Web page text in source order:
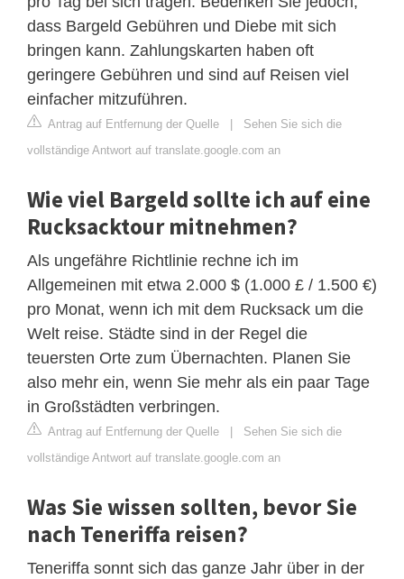
dass Bargeld Gebühren und Diebe mit sich
bringen kann. Zahlungskarten haben oft
geringere Gebühren und sind auf Reisen viel
einfacher mitzuführen.
Antrag auf Entfernung der Quelle | Sehen Sie sich die
vollständige Antwort auf translate.google.com an
Wie viel Bargeld sollte ich auf eine
Rucksacktour mitnehmen?
Als ungefähre Richtlinie rechne ich im
Allgemeinen mit etwa 2.000 $ (1.000 £ / 1.500 €)
pro Monat, wenn ich mit dem Rucksack um die
Welt reise. Städte sind in der Regel die
teuersten Orte zum Übernachten. Planen Sie
also mehr ein, wenn Sie mehr als ein paar Tage
in Großstädten verbringen.
Antrag auf Entfernung der Quelle | Sehen Sie sich die
vollständige Antwort auf translate.google.com an
Was Sie wissen sollten, bevor Sie
nach Teneriffa reisen?
Teneriffa sonnt sich das ganze Jahr über in der